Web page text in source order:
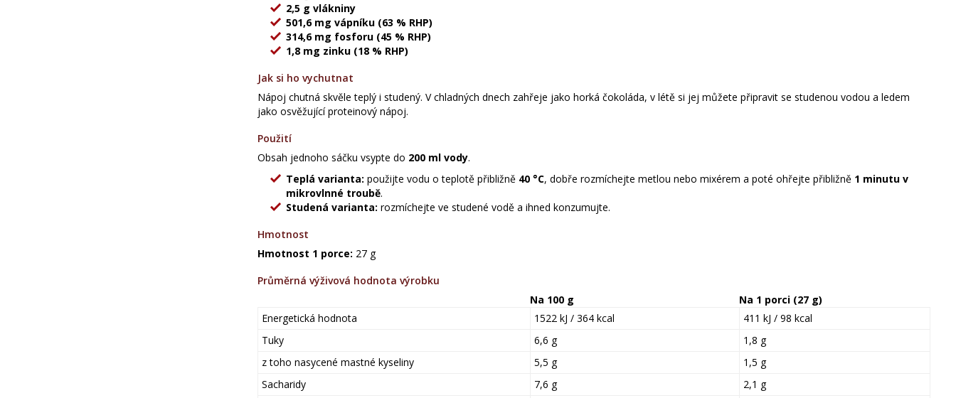
2,5 g vlákniny
501,6 mg vápníku (63 % RHP)
314,6 mg fosforu (45 % RHP)
1,8 mg zinku (18 % RHP)
Jak si ho vychutnat
Nápoj chutná skvěle teplý i studený. V chladných dnech zahřeje jako horká čokoláda, v létě si jej můžete připravit se studenou vodou a ledem
jako osvěžující proteinový nápoj.
Použití
Obsah jednoho sáčku vsypte do 200 ml vody.
Teplá varianta: použijte vodu o teplotě přibližně 40 °C, dobře rozmíchejte metlou nebo mixérem a poté ohřejte přibližně 1 minutu v
mikrovlnné troubě.
Studená varianta: rozmíchejte ve studené vodě a ihned konzumujte.
Hmotnost
Hmotnost 1 porce: 27 g
Průměrná výživová hodnota výrobku
Na 100 g
Na 1 porci (27 g)
Energetická hodnota
1522 kJ / 364 kcal
411 kJ / 98 kcal
Tuky
6,6 g
1,8 g
z toho nasycené mastné kyseliny
5,5 g
1,5 g
Sacharidy
7,6 g
2,1 g